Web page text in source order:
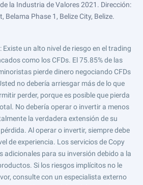
la Industria de Valores 2021. Dirección:
Belama Phase 1, Belize City, Belize.
: Existe un alto nivel de riesgo en el trading
como los CFDs. El 75.85% de las
pierde dinero negociando CFDs
no debería arriesgar más de lo que
perder, porque es posible que pierda
No debería operar o invertir a menos
la verdadera extensión de su
Al operar o invertir, siempre debe
de experiencia. Los servicios de Copy
adicionales para su inversión debido a la
Si los riesgos implícitos no le
consulte con un especialista externo